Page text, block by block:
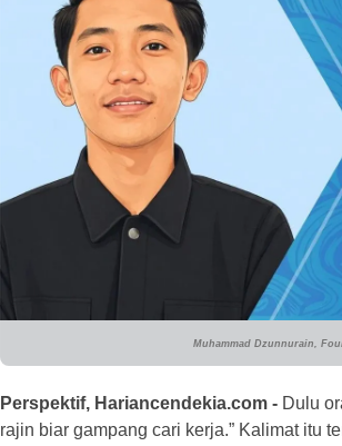
Muhammad Dzunnurain,
Perspektif, Hariancendekia.com - Dulu
rajin biar gampang cari kerja.” Kalimat itu